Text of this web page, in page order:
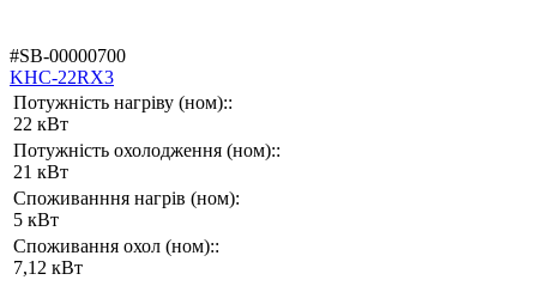
#SB-00000700
KHC-22RX3
Потужність нагріву (ном)::
22 кВт
Потужність охолодження (ном)::
21 кВт
Споживанння нагрів (ном):
5 кВт
Споживання охол (ном)::
7,12 кВт